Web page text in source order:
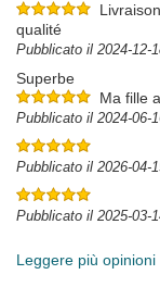
qualité
Pubblicato il 2024-12-
Superbe
Ma fille
Pubblicato il 2024-06-
Pubblicato il 2026-04-
Pubblicato il 2025-03-
Leggere più opinioni